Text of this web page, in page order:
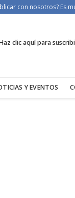
con nosotros? Es
clic aquí para
Y EVENTOS